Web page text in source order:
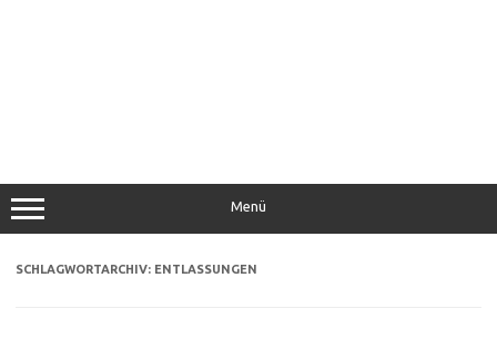
Menü
SCHLAGWORTARCHIV: ENTLASSUNGEN